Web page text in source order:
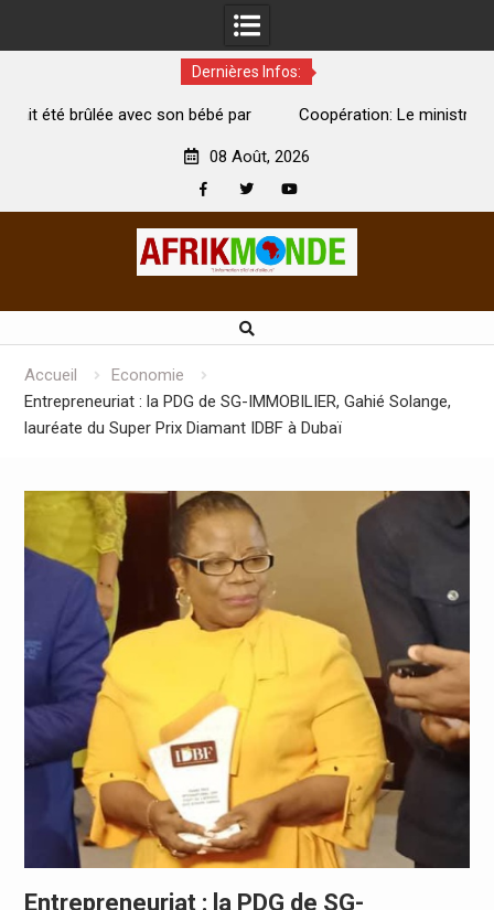
Dernières Infos:
par
Coopération: Le ministre Indien Kirti Vardhan Singh à
08 Août, 2026
Accueil
Economie
Entrepreneuriat : la PDG de SG-IMMOBILIER, Gahié Solange,
lauréate du Super Prix Diamant IDBF à Dubaï
Entrepreneuriat : la PDG de SG-